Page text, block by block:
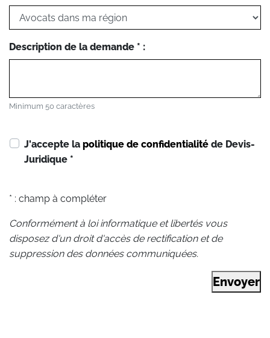
Description de la demande * :
Minimum 50 caractères
J'accepte la politique de confidentialité de Devis-
Juridique *
* : champ à compléter
Conformément à loi informatique et libertés vous
disposez d'un droit d'accès de rectification et de
suppression des données communiquées.
Envoyer